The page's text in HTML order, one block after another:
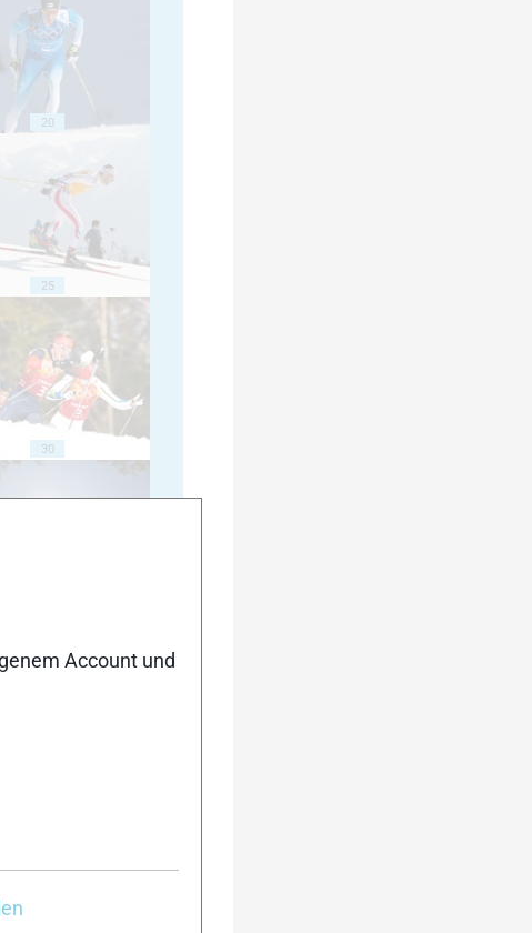
20
25
30
Account und